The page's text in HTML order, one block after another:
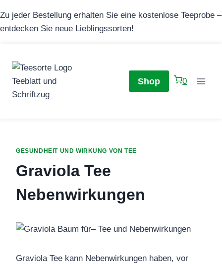
Inhalt
springen
Zu jeder Bestellung erhalten Sie eine kostenlose Teeprobe –
entdecken Sie neue Lieblingssorten!
Shop 0
GESUNDHEIT UND WIRKUNG VON TEE
Graviola Tee
Nebenwirkungen
Graviola Tee kann Nebenwirkungen haben, vor